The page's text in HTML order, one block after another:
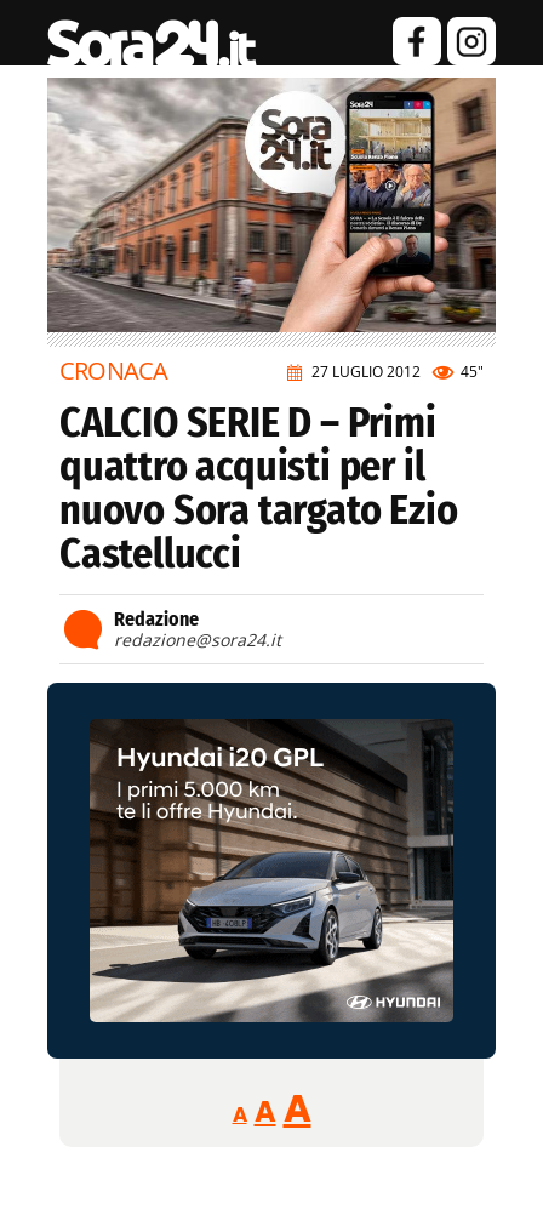
27 LUGLIO 2012 45"
CRONACA
CALCIO SERIE D – Primi
quattro acquisti per il
nuovo Sora targato Ezio
Castellucci
Redazione
redazione@sora24.it
A
Reducir
tamaño
A Restablecer
AAumentar